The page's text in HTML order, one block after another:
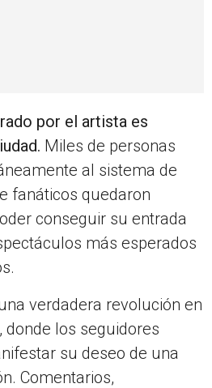
por el artista es
Miles de personas
al sistema de
fanáticos quedaron
conseguir su entrada
más esperados
verdadera revolución en
donde los seguidores
su deseo de una
Comentarios,